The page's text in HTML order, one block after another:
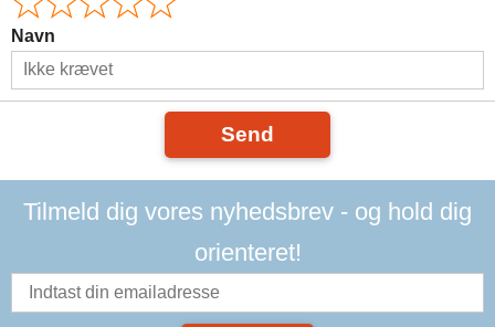
Navn
Send
Tilmeld dig vores nyhedsbrev - og hold dig
orienteret!